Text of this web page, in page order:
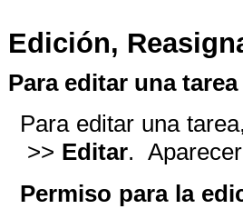
Edición,
Para editar una tarea
Para editar una
>> Editar.
Permiso para la